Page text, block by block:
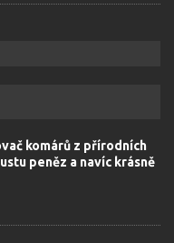
komárů z přírodních
peněz a navíc krásně